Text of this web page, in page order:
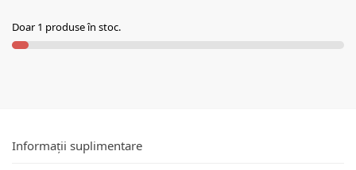
Doar 1 produse în stoc.
Informații suplimentare